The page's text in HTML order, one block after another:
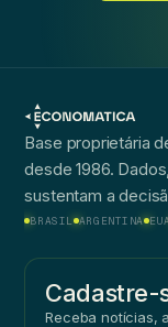
Base proprietária
desde 1986.
sustentam a
BRASIL ARGENTINA
Cadastre-
Receba notícias,